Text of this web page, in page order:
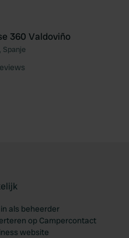
360 Valdoviño
Spanje
als beheerder
op Campercontact
website